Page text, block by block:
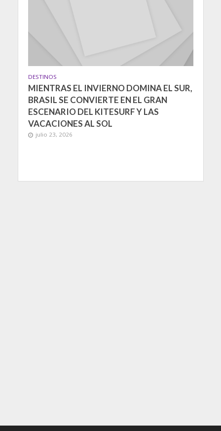
DESTINOS
MIENTRAS EL INVIERNO DOMINA EL SUR,
BRASIL SE CONVIERTE EN EL GRAN
ESCENARIO DEL KITESURF Y LAS
VACACIONES AL SOL
julio 23, 2026